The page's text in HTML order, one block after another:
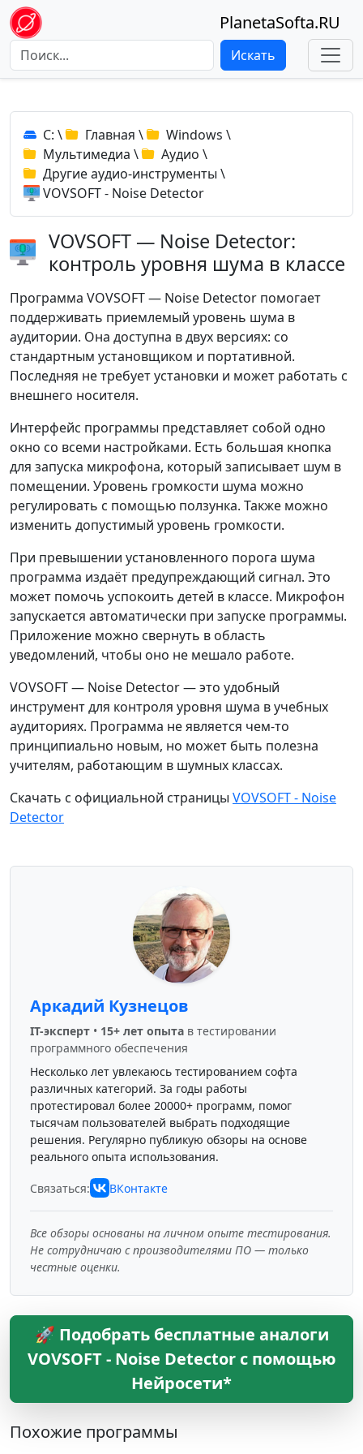
PlanetaSofta.RU
Искать
C: \ Главная \ Windows \
Мультимедиа \ Аудио \
Другие аудио-инструменты \
VOVSOFT - Noise Detector
VOVSOFT — Noise Detector:
контроль уровня шума в классе
Программа VOVSOFT — Noise Detector помогает
поддерживать приемлемый уровень шума в
аудитории. Она доступна в двух версиях: со
стандартным установщиком и портативной.
Последняя не требует установки и может работать с
внешнего носителя.
Интерфейс программы представляет собой одно
окно со всеми настройками. Есть большая кнопка
для запуска микрофона, который записывает шум в
помещении. Уровень громкости шума можно
регулировать с помощью ползунка. Также можно
изменить допустимый уровень громкости.
При превышении установленного порога шума
программа издаёт предупреждающий сигнал. Это
может помочь успокоить детей в классе. Микрофон
запускается автоматически при запуске программы.
Приложение можно свернуть в область
уведомлений, чтобы оно не мешало работе.
VOVSOFT — Noise Detector — это удобный
инструмент для контроля уровня шума в учебных
аудиториях. Программа не является чем-то
принципиально новым, но может быть полезна
учителям, работающим в шумных классах.
Скачать с официальной страницы VOVSOFT - Noise
Detector
Аркадий Кузнецов
IT-эксперт • 15+ лет опыта в тестировании
программного обеспечения
Несколько лет увлекаюсь тестированием софта
различных категорий. За годы работы
протестировал более 20000+ программ, помог
тысячам пользователей выбрать подходящие
решения. Регулярно публикую обзоры на основе
реального опыта использования.
Связаться: ВКонтакте
Все обзоры основаны на личном опыте тестирования.
Не сотрудничаю с производителями ПО — только
честные оценки.
🚀 Подобрать бесплатные аналоги
VOVSOFT - Noise Detector с помощью
Нейросети*
Похожие программы